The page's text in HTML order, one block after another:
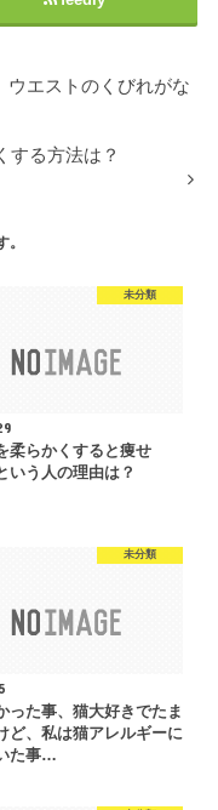
ウエストのくびれがな
する方法は？
未分類
柔らかくすると痩せ
いう人の理由は？
未分類
った事、猫大好きでたま
ど、私は猫アレルギーに
た事…